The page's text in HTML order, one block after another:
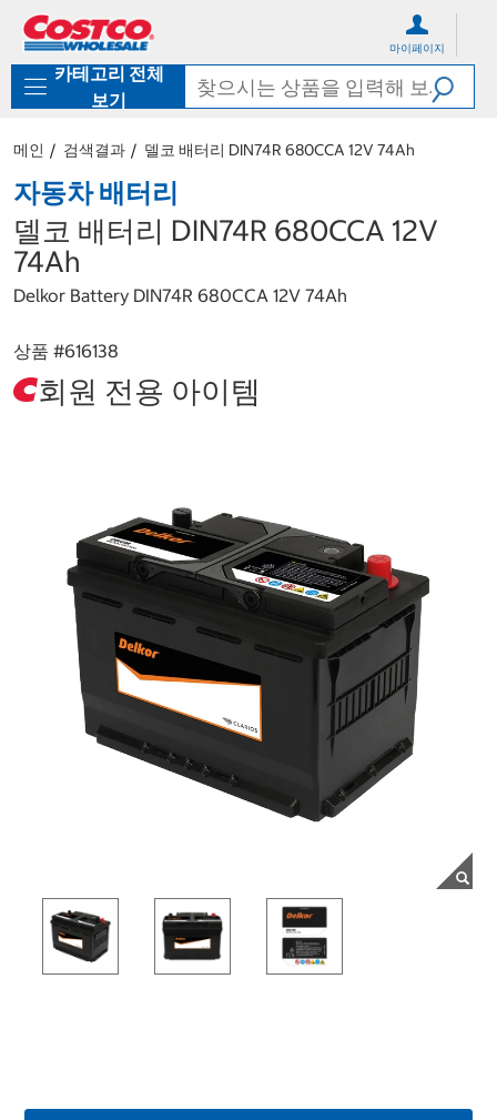
로
기
가
마이페이지
카테고리 전체
보기
메인 검색결과 델코 배터리 DIN74R 680CCA 12V 74Ah
자동차 배터리
델코 배터리 DIN74R 680CCA 12V
74Ah
Delkor Battery DIN74R 680CCA 12V 74Ah
상품 #616138
회원 전용 아이템